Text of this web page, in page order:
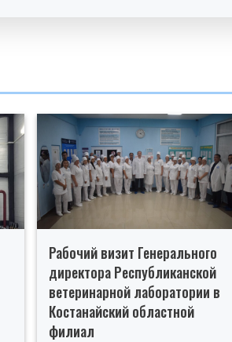
Рабочий визит Генерального
директора Республиканской
ветеринарной лаборатории в
Костанайский областной
филиал